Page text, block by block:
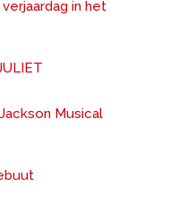
in het
Musical